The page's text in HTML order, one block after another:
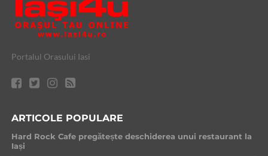
Portalul Orasului Iasi
ARTICOLE POPULARE
Hard Rock Cafe pregătește deschiderea unui restaurant la
Iași